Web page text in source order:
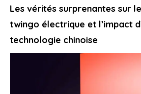
Les vérités surprenantes sur
twingo électrique et l’impact
technologie chinoise